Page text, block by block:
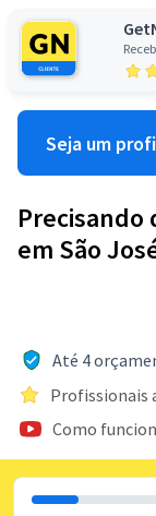
Seja um
Precisando
em São
Até 4
Profissionais
Como